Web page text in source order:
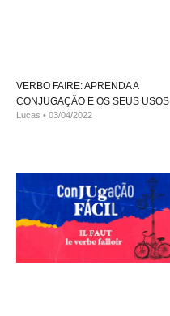
VERBO FAIRE: APRENDA A
CONJUGAÇÃO E OS SEUS USOS
Lucas 03/04/2022